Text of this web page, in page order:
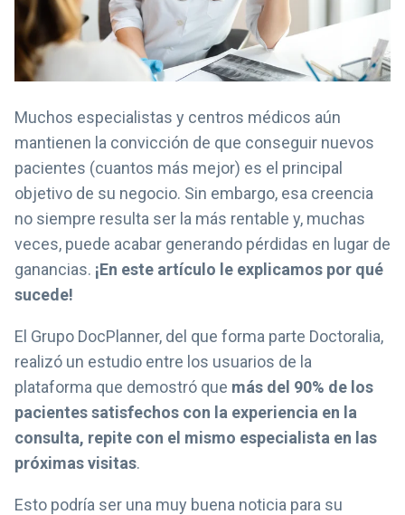
Muchos especialistas y centros médicos aún
mantienen la convicción de que conseguir nuevos
pacientes (cuantos más mejor) es el principal
objetivo de su negocio. Sin embargo, esa creencia
no siempre resulta ser la más rentable y, muchas
veces, puede acabar generando pérdidas en lugar de
ganancias. ¡En este artículo le explicamos por qué
sucede!
El Grupo DocPlanner, del que forma parte Doctoralia,
realizó un estudio entre los usuarios de la
plataforma que demostró que más del 90% de los
pacientes satisfechos con la experiencia en la
consulta, repite con el mismo especialista en las
próximas visitas.
Esto podría ser una muy buena noticia para su